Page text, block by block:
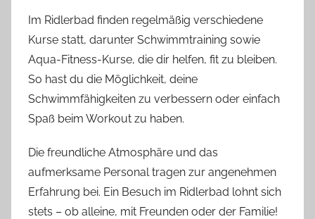
Im Ridlerbad finden regelmäßig verschiedene
Kurse statt, darunter Schwimmtraining sowie
Aqua-Fitness-Kurse, die dir helfen, fit zu bleiben.
So hast du die Möglichkeit, deine
Schwimmfähigkeiten zu verbessern oder einfach
Spaß beim Workout zu haben.
Die freundliche Atmosphäre und das
aufmerksame Personal tragen zur angenehmen
Erfahrung bei. Ein Besuch im Ridlerbad lohnt sich
stets – ob alleine, mit Freunden oder der Familie!